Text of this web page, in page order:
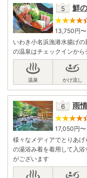
鮮
13,750円〜
いわき小名浜漁港水揚げ
の温泉はチェックインか
雨
17,050円〜
様々なメディアでとりあ
の湯浴み着を着用して入
がございます